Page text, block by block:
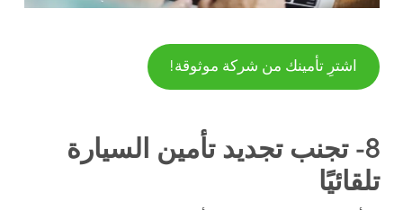
اشترِ تأمينك من شركة موثوقة!
8- تجنب تجديد تأمين السيارة
تلقائيًا